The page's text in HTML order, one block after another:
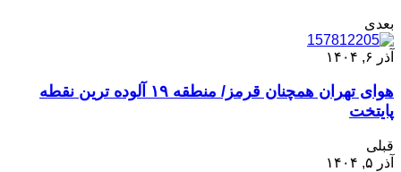
بعدی
آذر ۶, ۱۴۰۴
هوای تهران همچنان قرمز/ منطقه ۱۹ آلوده ترین نقطه
پایتخت
قبلی
آذر ۵, ۱۴۰۴